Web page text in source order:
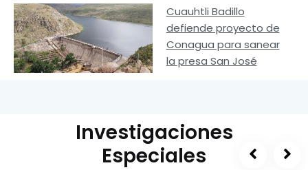
Cuauhtli Badillo
defiende proyecto de
Conagua para sanear
la presa San José
Investigaciones
Especiales